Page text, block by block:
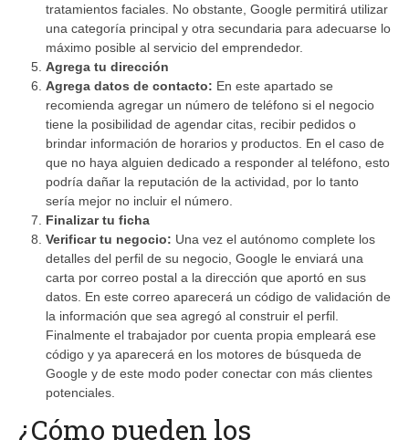
tratamientos faciales. No obstante, Google permitirá utilizar
una categoría principal y otra secundaria para adecuarse lo
máximo posible al servicio del emprendedor.
Agrega tu dirección
Agrega datos de contacto: En este apartado se
recomienda agregar un número de teléfono si el negocio
tiene la posibilidad de agendar citas, recibir pedidos o
brindar información de horarios y productos. En el caso de
que no haya alguien dedicado a responder al teléfono, esto
podría dañar la reputación de la actividad, por lo tanto
sería mejor no incluir el número.
Finalizar tu ficha
Verificar tu negocio: Una vez el autónomo complete los
detalles del perfil de su negocio, Google le enviará una
carta por correo postal a la dirección que aportó en sus
datos. En este correo aparecerá un código de validación de
la información que sea agregó al construir el perfil.
Finalmente el trabajador por cuenta propia empleará ese
código y ya aparecerá en los motores de búsqueda de
Google y de este modo poder conectar con más clientes
potenciales.
¿Cómo pueden los